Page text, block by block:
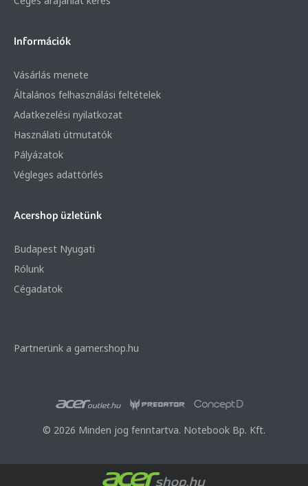
Információk
Vásárlás menete
Általános felhasználási feltételek
Adatkezelési nyilatkozat
Használati útmutatók
Pályázatok
Végleges adattörlés
Acershop üzletünk
Budapest Nyugati
Rólunk
Cégadatok
Partnerünk a gamer.shop.hu
© 2026 Minden jog fenntartva. Notebook Bp. Kft.